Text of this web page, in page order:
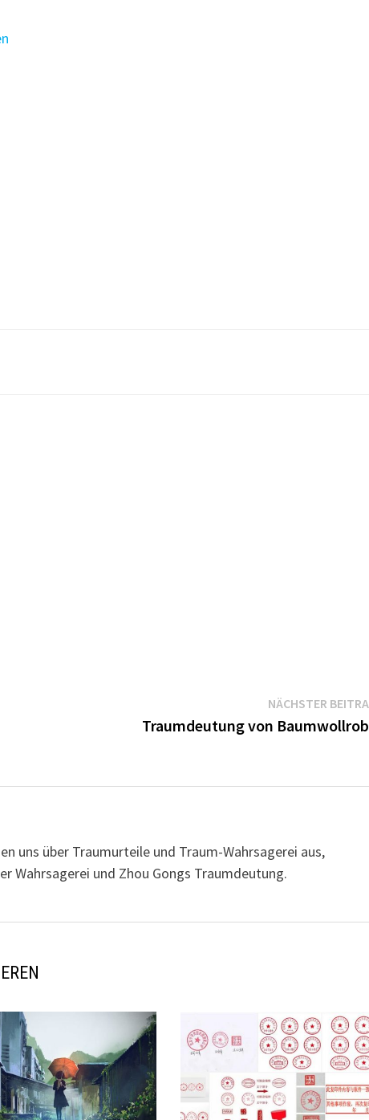
NÄCHSTER
Traumdeutung von
uns über Traumurteile und Traum-Wahrsagerei aus,
Wahrsagerei und Zhou Gongs Traumdeutung.